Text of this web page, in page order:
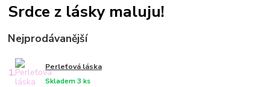
Srdce z lásky maluju!
Nejprodávanější
1. Perleťová láska
Skladem 3 ks